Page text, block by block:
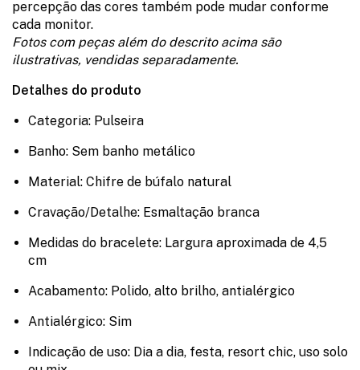
percepção das cores também pode mudar conforme
cada monitor.
Fotos com peças além do descrito acima são
ilustrativas, vendidas separadamente.
Detalhes do produto
Categoria: Pulseira
Banho: Sem banho metálico
Material: Chifre de búfalo natural
Cravação/Detalhe: Esmaltação branca
Medidas do bracelete: Largura aproximada de 4,5
cm
Acabamento: Polido, alto brilho, antialérgico
Antialérgico: Sim
Indicação de uso: Dia a dia, festa, resort chic, uso solo